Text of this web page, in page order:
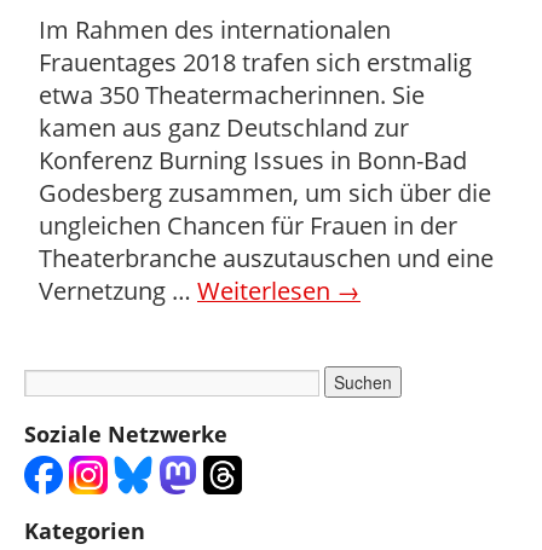
Im Rahmen des internationalen
Frauentages 2018 trafen sich erstmalig
etwa 350 Theatermacherinnen. Sie
kamen aus ganz Deutschland zur
Konferenz Burning Issues in Bonn-Bad
Godesberg zusammen, um sich über die
ungleichen Chancen für Frauen in der
Theaterbranche auszutauschen und eine
Vernetzung … Weiterlesen →
Soziale Netzwerke
Kategorien